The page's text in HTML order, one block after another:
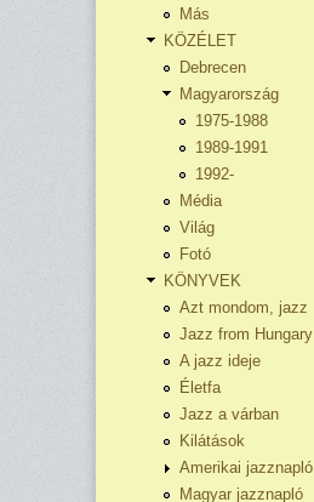
Más
KÖZÉLET
Debrecen
Magyarország
1975-1988
1989-1991
1992-
Média
Világ
Fotó
KÖNYVEK
Azt mondom, jazz
Jazz from Hungary
A jazz ideje
Életfa
Jazz a várban
Kilátások
Amerikai jazznapló
Magyar jazznapló